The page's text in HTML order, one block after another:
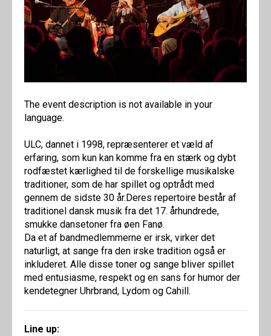
The event description is not available in your
language.
ULC, dannet i 1998, repræsenterer et væld af
erfaring, som kun kan komme fra en stærk og dybt
rodfæstet kærlighed til de forskellige musikalske
traditioner, som de har spillet og optrådt med
gennem de sidste 30 år.Deres repertoire består af
traditionel dansk musik fra det 17. århundrede,
smukke dansetoner fra øen Fanø.
Da et af bandmedlemmerne er irsk, virker det
naturligt, at sange fra den irske tradition også er
inkluderet. Alle disse toner og sange bliver spillet
med entusiasme, respekt og en sans for humor der
kendetegner Uhrbrand, Lydom og Cahill.
Line up: